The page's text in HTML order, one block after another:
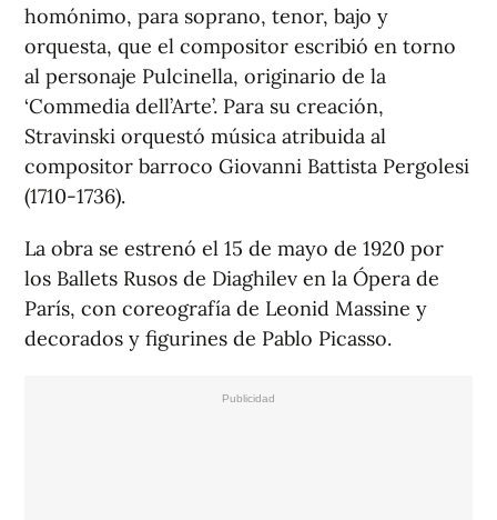
homónimo, para soprano, tenor, bajo y
orquesta, que el compositor escribió en torno
al personaje Pulcinella, originario de la
‘Commedia dell’Arte’. Para su creación,
Stravinski orquestó música atribuida al
compositor barroco Giovanni Battista Pergolesi
(1710-1736).
La obra se estrenó el 15 de mayo de 1920 por
los Ballets Rusos de Diaghilev en la Ópera de
París, con coreografía de Leonid Massine y
decorados y figurines de Pablo Picasso.